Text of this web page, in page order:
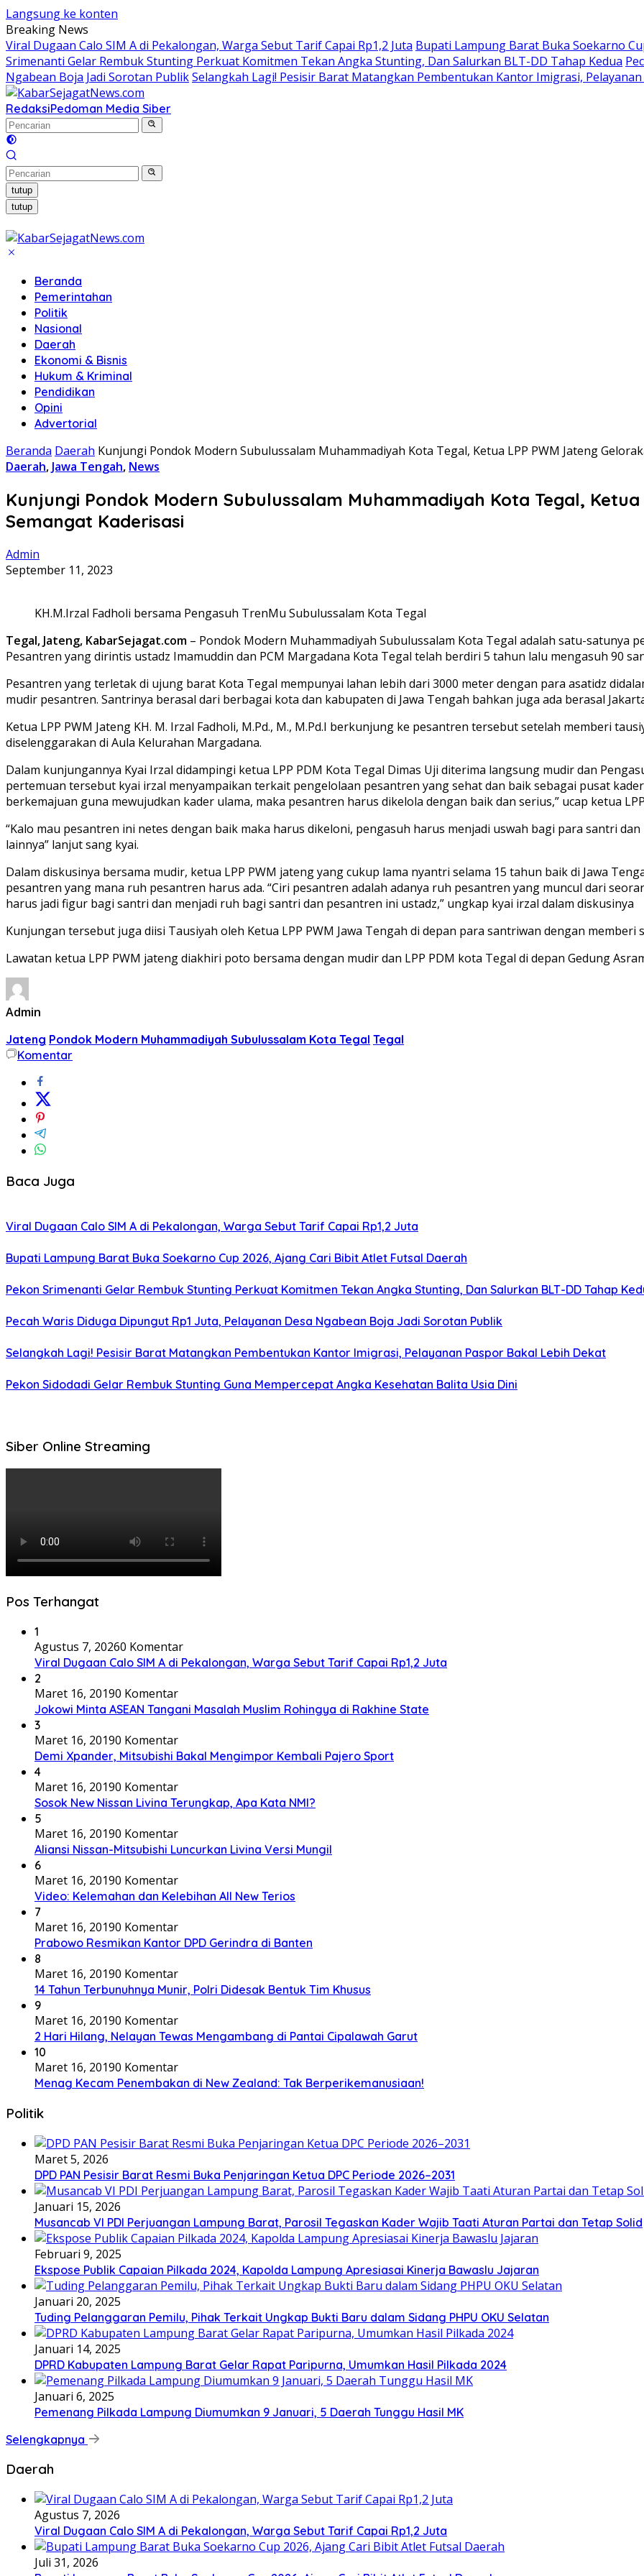
Langsung ke konten
Breaking News
Viral Dugaan Calo SIM A di Pekalongan, Warga Sebut Tarif Capai Rp1,2 Juta Bupati Lampung Barat Buka Soekarno
Srimenanti Gelar Rembuk Stunting Perkuat Komitmen Tekan Angka Stunting, Dan Salurkan BLT-DD Tahap Kedua
Ngabean Boja Jadi Sorotan PublikSelangkah Lagi! Pesisir Barat Matangkan Pembentukan Kantor Imigrasi,
RedaksiPedoman Media Siber
tutup
tutup
Beranda
Pemerintahan
Politik
Nasional
Daerah
Ekonomi & Bisnis
Hukum & Kriminal
Pendidikan
Opini
Advertorial
Beranda Daerah Kunjungi Pondok Modern Subulussalam Muhammadiyah Kota Tegal, Ketua LPP PWM Jateng
Daerah, Jawa Tengah, News
Kunjungi Pondok Modern Subulussalam Muhammadiyah Kota Tegal,
Semangat Kaderisasi
Admin
September 11, 2023
KH.M.Irzal Fadholi bersama Pengasuh TrenMu Subulussalam Kota Tegal
Tegal, Jateng, KabarSejagat.com – Pondok Modern Muhammadiyah Subulussalam Kota Tegal adalah satu-satunya
Pesantren yang dirintis ustadz Imamuddin dan PCM Margadana Kota Tegal telah berdiri 5 tahun lalu mengasuh 90
Pesantren yang terletak di ujung barat Kota Tegal mempunyai lahan lebih dari 3000 meter dengan para asatidz
mudir pesantren. Santrinya berasal dari berbagai kota dan kabupaten di Jawa Tengah bahkan juga ada berasal
Ketua LPP PWM Jateng KH. M. Irzal Fadholi, M.Pd., M., M.Pd.I berkunjung ke pesantren tersebut setelah memberi
diselenggarakan di Aula Kelurahan Margadana.
Dalam kunjungannya Kyai Irzal didampingi ketua LPP PDM Kota Tegal Dimas Uji diterima langsung mudir dan
pertemuan tersebut kyai irzal menyampaikan terkait pengelolaan pesantren yang sehat dan baik sebagai pusat
berkemajuan guna mewujudkan kader ulama, maka pesantren harus dikelola dengan baik dan serius,” ucap ketua
“Kalo mau pesantren ini netes dengan baik maka harus dikeloni, pengasuh harus menjadi uswah bagi para santri
lainnya” lanjut sang kyai.
Dalam diskusinya bersama mudir, ketua LPP PWM jateng yang cukup lama nyantri selama 15 tahun baik di Jawa
pesantren yang mana ruh pesantren harus ada. “Ciri pesantren adalah adanya ruh pesantren yang muncul dari
harus jadi figur bagi santri dan menjadi ruh bagi santri dan pesantren ini ustadz,” ungkap kyai irzal dalam diskusinya
Kunjungan tersebut juga diisi Tausiyah oleh Ketua LPP PWM Jawa Tengah di depan para santriwan dengan
Lawatan ketua LPP PWM jateng diakhiri poto bersama dengan mudir dan LPP PDM kota Tegal di depan Gedung
Admin
Jateng Pondok Modern Muhammadiyah Subulussalam Kota Tegal Tegal
Komentar
Baca Juga
Viral Dugaan Calo SIM A di Pekalongan, Warga Sebut Tarif Capai Rp1,2 Juta
Bupati Lampung Barat Buka Soekarno Cup 2026, Ajang Cari Bibit Atlet Futsal Daerah
Pekon Srimenanti Gelar Rembuk Stunting Perkuat Komitmen Tekan Angka Stunting, Dan Salurkan BLT-DD Tahap
Pecah Waris Diduga Dipungut Rp1 Juta, Pelayanan Desa Ngabean Boja Jadi Sorotan Publik
Selangkah Lagi! Pesisir Barat Matangkan Pembentukan Kantor Imigrasi, Pelayanan Paspor Bakal Lebih Dekat
Pekon Sidodadi Gelar Rembuk Stunting Guna Mempercepat Angka Kesehatan Balita Usia Dini
Siber Online Streaming
Pos Terhangat
1
Agustus 7, 20260 Komentar
Viral Dugaan Calo SIM A di Pekalongan, Warga Sebut Tarif Capai Rp1,2 Juta
2
Maret 16, 20190 Komentar
Jokowi Minta ASEAN Tangani Masalah Muslim Rohingya di Rakhine State
3
Maret 16, 20190 Komentar
Demi Xpander, Mitsubishi Bakal Mengimpor Kembali Pajero Sport
4
Maret 16, 20190 Komentar
Sosok New Nissan Livina Terungkap, Apa Kata NMI?
5
Maret 16, 20190 Komentar
Aliansi Nissan-Mitsubishi Luncurkan Livina Versi Mungil
6
Maret 16, 20190 Komentar
Video: Kelemahan dan Kelebihan All New Terios
7
Maret 16, 20190 Komentar
Prabowo Resmikan Kantor DPD Gerindra di Banten
8
Maret 16, 20190 Komentar
14 Tahun Terbunuhnya Munir, Polri Didesak Bentuk Tim Khusus
9
Maret 16, 20190 Komentar
2 Hari Hilang, Nelayan Tewas Mengambang di Pantai Cipalawah Garut
10
Maret 16, 20190 Komentar
Menag Kecam Penembakan di New Zealand: Tak Berperikemanusiaan!
Politik
Maret 5, 2026
DPD PAN Pesisir Barat Resmi Buka Penjaringan Ketua DPC Periode 2026–2031
Januari 15, 2026
Musancab VI PDI Perjuangan Lampung Barat, Parosil Tegaskan Kader Wajib Taati Aturan Partai dan Tetap Solid
Februari 9, 2025
Ekspose Publik Capaian Pilkada 2024, Kapolda Lampung Apresiasai Kinerja Bawaslu Jajaran
Januari 20, 2025
Tuding Pelanggaran Pemilu, Pihak Terkait Ungkap Bukti Baru dalam Sidang PHPU OKU Selatan
Januari 14, 2025
DPRD Kabupaten Lampung Barat Gelar Rapat Paripurna, Umumkan Hasil Pilkada 2024
Januari 6, 2025
Pemenang Pilkada Lampung Diumumkan 9 Januari, 5 Daerah Tunggu Hasil MK
Selengkapnya
Daerah
Agustus 7, 2026
Viral Dugaan Calo SIM A di Pekalongan, Warga Sebut Tarif Capai Rp1,2 Juta
Juli 31, 2026